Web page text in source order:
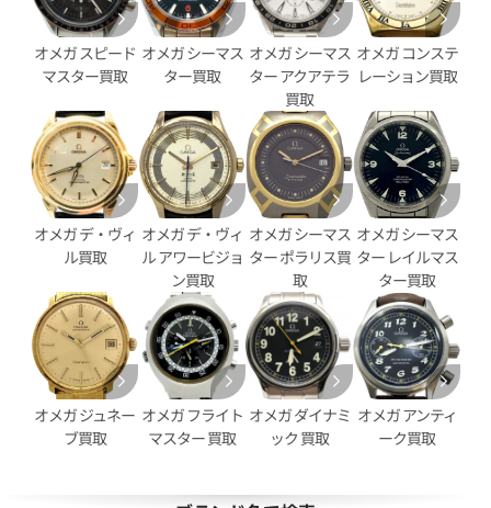
テレーション
日時点の参考買取価格です
オメガ コンステレーション
123.15.27.60.05.002
参考買取価格
263,000 円
※2024年6月27日時点の参考
オメガ スピード
マスター買取
オメガ シーマス
ター買取
オメガ シーマス
ター アクアテラ
買取
オメガ コンステ
レーション買取
オメガ デ・ヴィ
ル買取
オメガ デ・ヴィ
ル アワービジョ
ン買取
オメガ シーマス
ター ポラリス買
取
オメガ シーマス
ター レイルマス
ター買取
オメガ ジュネー
ブ買取
オメガ フライト
マスター 買取
オメガ ダイナミ
ック 買取
オメガ アンティ
ーク買取